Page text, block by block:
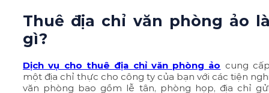
Thuê địa chỉ văn phòng ảo
gì?
Dịch vụ cho thuê địa chỉ văn phòng ảo cung
một địa chỉ thực cho công ty của bạn với các tiện
văn phòng bao gồm lễ tân, phòng họp, địa chỉ